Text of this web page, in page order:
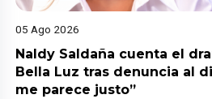
05 Ago 2026
Naldy Saldaña cuenta el
Bella Luz tras denuncia al
me parece justo”